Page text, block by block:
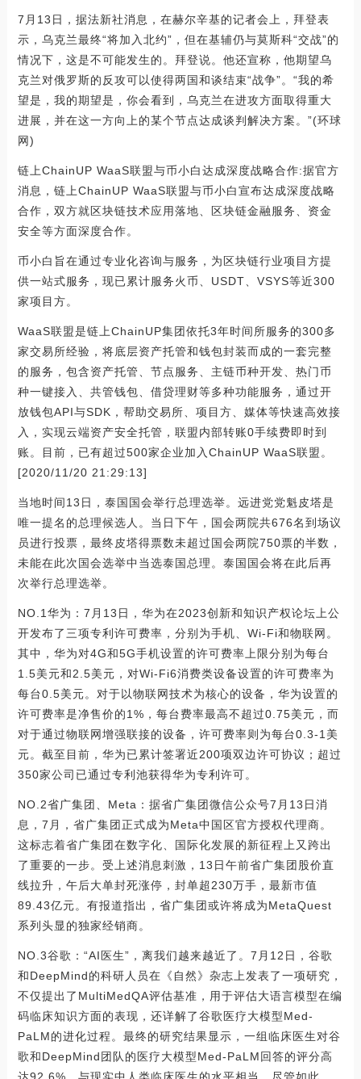
7月13日，据法新社消息，在赫尔辛基的记者会上，拜登表
示，乌克兰最终“将加入北约”，但在基辅仍与莫斯科“交战”的
情况下，这是不可能发生的。拜登说。他还宣称，他期望乌
克兰对俄罗斯的反攻可以使得两国和谈结束“战争”。“我的希
望是，我的期望是，你会看到，乌克兰在进攻方面取得重大
进展，并在这一方向上的某个节点达成谈判解决方案。”(环球
网)
链上ChainUP WaaS联盟与币小白达成深度战略合作:据官方
消息，链上ChainUP WaaS联盟与币小白宣布达成深度战略
合作，双方就区块链技术应用落地、区块链金融服务、资金
安全等方面深度合作。
币小白旨在通过专业化咨询与服务，为区块链行业项目方提
供一站式服务，现已累计服务火币、USDT、VSYS等近300
家项目方。
WaaS联盟是链上ChainUP集团依托3年时间所服务的300多
家交易所经验，将底层资产托管和钱包封装而成的一套完整
的服务，包含资产托管、节点服务、主链币种开发、热门币
种一键接入、共管钱包、借贷理财等多种功能服务，通过开
放钱包API与SDK，帮助交易所、项目方、媒体等快速高效接
入，实现云端资产安全托管，联盟内部转账0手续费即时到
账。目前，已有超过500家企业加入ChainUP WaaS联盟。
[2020/11/20 21:29:13]
当地时间13日，泰国国会举行总理选举。远进党党魁皮塔是
唯一提名的总理候选人。当日下午，国会两院共676名到场议
员进行投票，最终皮塔得票数未超过国会两院750票的半数，
未能在此次国会选举中当选泰国总理。泰国国会将在此后再
次举行总理选举。
NO.1华为：7月13日，华为在2023创新和知识产权论坛上公
开发布了三项专利许可费率，分别为手机、Wi-Fi和物联网。
其中，华为对4G和5G手机设置的许可费率上限分别为每台
1.5美元和2.5美元，对Wi-Fi6消费类设备设置的许可费率为
每台0.5美元。对于以物联网技术为核心的设备，华为设置的
许可费率是净售价的1%，每台费率最高不超过0.75美元，而
对于通过物联网增强联接的设备，许可费率则为每台0.3-1美
元。截至目前，华为已累计签署近200项双边许可协议；超过
350家公司已通过专利池获得华为专利许可。
NO.2省广集团、Meta：据省广集团微信公众号7月13日消
息，7月，省广集团正式成为Meta中国区官方授权代理商。
这标志着省广集团在数字化、国际化发展的新征程上又跨出
了重要的一步。受上述消息刺激，13日午前省广集团股价直
线拉升，午后大单封死涨停，封单超230万手，最新市值
89.43亿元。有报道指出，省广集团或许将成为MetaQuest
系列头显的独家经销商。
NO.3谷歌：“AI医生”，离我们越来越近了。7月12日，谷歌
和DeepMind的科研人员在《自然》杂志上发表了一项研究，
不仅提出了MultiMedQA评估基准，用于评估大语言模型在编
码临床知识方面的表现，还详解了谷歌医疗大模型Med-
PaLM的进化过程。最终的研究结果显示，一组临床医生对谷
歌和DeepMind团队的医疗大模型Med-PaLM回答的评分高